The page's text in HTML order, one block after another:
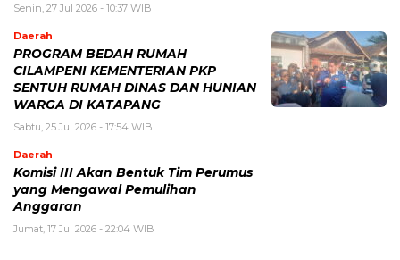
Senin, 27 Jul 2026 - 10:37 WIB
Daerah
PROGRAM BEDAH RUMAH
CILAMPENI KEMENTERIAN PKP
SENTUH RUMAH DINAS DAN HUNIAN
WARGA DI KATAPANG
Sabtu, 25 Jul 2026 - 17:54 WIB
Daerah
Komisi III Akan Bentuk Tim Perumus
yang Mengawal Pemulihan
Anggaran
Jumat, 17 Jul 2026 - 22:04 WIB